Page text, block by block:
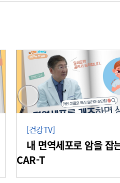
[건강TV]
내 면역세포로 암을 잡
CAR-T